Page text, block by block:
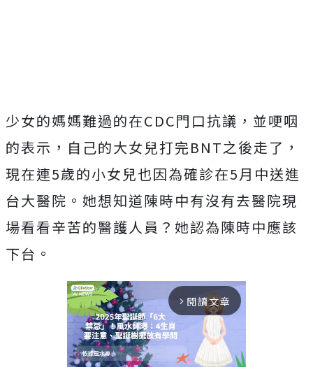
少女的媽媽難過的在CDC門口抗議，並哽咽
的表示，自己的大女兒打完BNT之後走了，
現在連5歲的小女兒也因為確診在5月中送進
台大醫院。她想知道陳時中有沒有去醫院現
場看看辛苦的醫護人員？她認為陳時中應該
下台。
arrow_forward_ios 閱讀文章